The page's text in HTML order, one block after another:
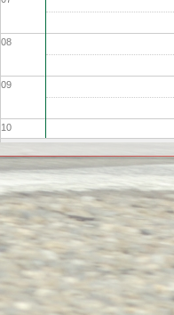
08
09
10
11
12
13